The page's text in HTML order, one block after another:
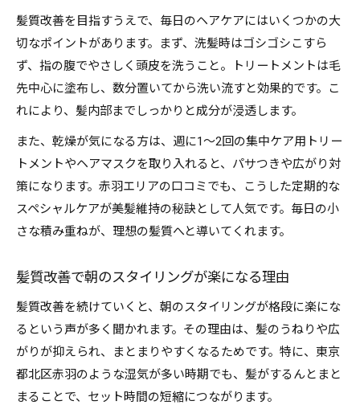
髪質改善を目指すうえで、毎日のヘアケアにはいくつかの大
切なポイントがあります。まず、洗髪時はゴシゴシこすら
ず、指の腹でやさしく頭皮を洗うこと。トリートメントは毛
先中心に塗布し、数分置いてから洗い流すと効果的です。こ
れにより、髪内部までしっかりと成分が浸透します。
また、乾燥が気になる方は、週に1〜2回の集中ケア用トリー
トメントやヘアマスクを取り入れると、パサつきや広がり対
策になります。赤羽エリアの口コミでも、こうした定期的な
スペシャルケアが美髪維持の秘訣として人気です。毎日の小
さな積み重ねが、理想の髪質へと導いてくれます。
髪質改善で朝のスタイリングが楽になる理由
髪質改善を続けていくと、朝のスタイリングが格段に楽にな
るという声が多く聞かれます。その理由は、髪のうねりや広
がりが抑えられ、まとまりやすくなるためです。特に、東京
都北区赤羽のような湿気が多い時期でも、髪がするんとまと
まることで、セット時間の短縮につながります。